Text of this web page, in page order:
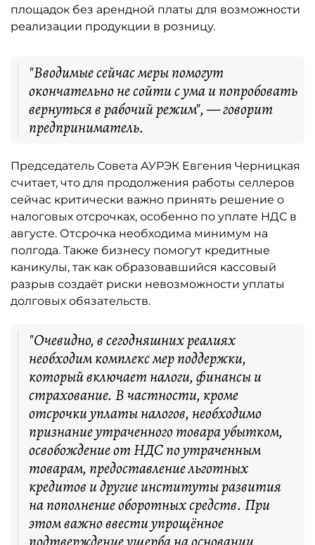
площадок без арендной платы для возможности
реализации продукции в розницу.
"Вводимые сейчас меры помогут
окончательно не сойти с ума и попробовать
вернуться в рабочий режим", — говорит
предприниматель.
Председатель Совета АУРЭК Евгения Черницкая
считает, что для продолжения работы селлеров
сейчас критически важно принять решение о
налоговых отсрочках, особенно по уплате НДС в
августе. Отсрочка необходима минимум на
полгода. Также бизнесу помогут кредитные
каникулы, так как образовавшийся кассовый
разрыв создаёт риски невозможности уплаты
долговых обязательств.
"Очевидно, в сегодняшних реалиях
необходим комплекс мер поддержки,
который включает налоги, финансы и
страхование. В частности, кроме
отсрочки уплаты налогов, необходимо
признание утраченного товара убытком,
освобождение от НДС по утраченным
товарам, предоставление льготных
кредитов и другие институты развития
на пополнение оборотных средств. При
этом важно ввести упрощённое